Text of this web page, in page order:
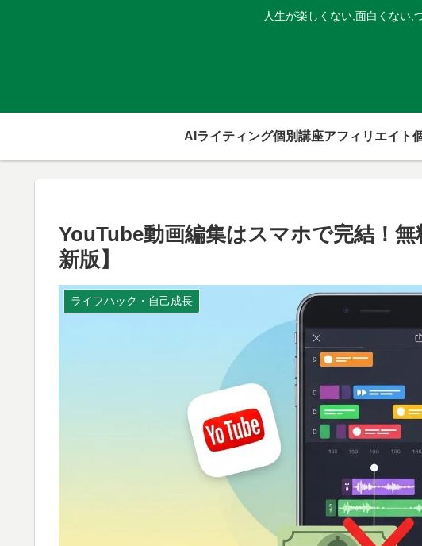
人生が楽しくない,面白くない,
AIライティング個別講座
YouTube動画編集はスマホで完結！
新版】
ライフハック・自己成長